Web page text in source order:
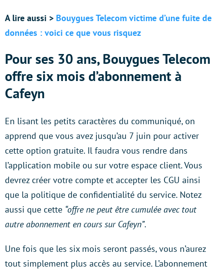
A lire aussi > Bouygues Telecom victime d’une fuite de
données : voici ce que vous risquez
Pour ses 30 ans, Bouygues Telecom
offre six mois d’abonnement à
Cafeyn
En lisant les petits caractères du communiqué, on
apprend que vous avez jusqu’au 7 juin pour activer
cette option gratuite. Il faudra vous rendre dans
l’application mobile ou sur votre espace client. Vous
devrez créer votre compte et accepter les CGU ainsi
que la politique de confidentialité du service. Notez
aussi que cette “offre ne peut être cumulée avec tout
autre abonnement en cours sur Cafeyn”.
Une fois que les six mois seront passés, vous n’aurez
tout simplement plus accès au service. L’abonnement